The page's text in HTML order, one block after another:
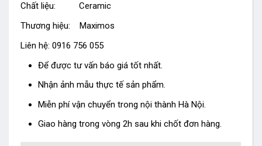
Chất liệu: Ceramic
Thương hiệu: Maximos
Liên hệ: 0916 756 055
Để được tư vấn báo giá tốt nhất.
Nhận ảnh mẫu thực tế sản phẩm.
Miễn phí vận chuyển trong nội thành Hà Nội.
Giao hàng trong vòng 2h sau khi chốt đơn hàng.